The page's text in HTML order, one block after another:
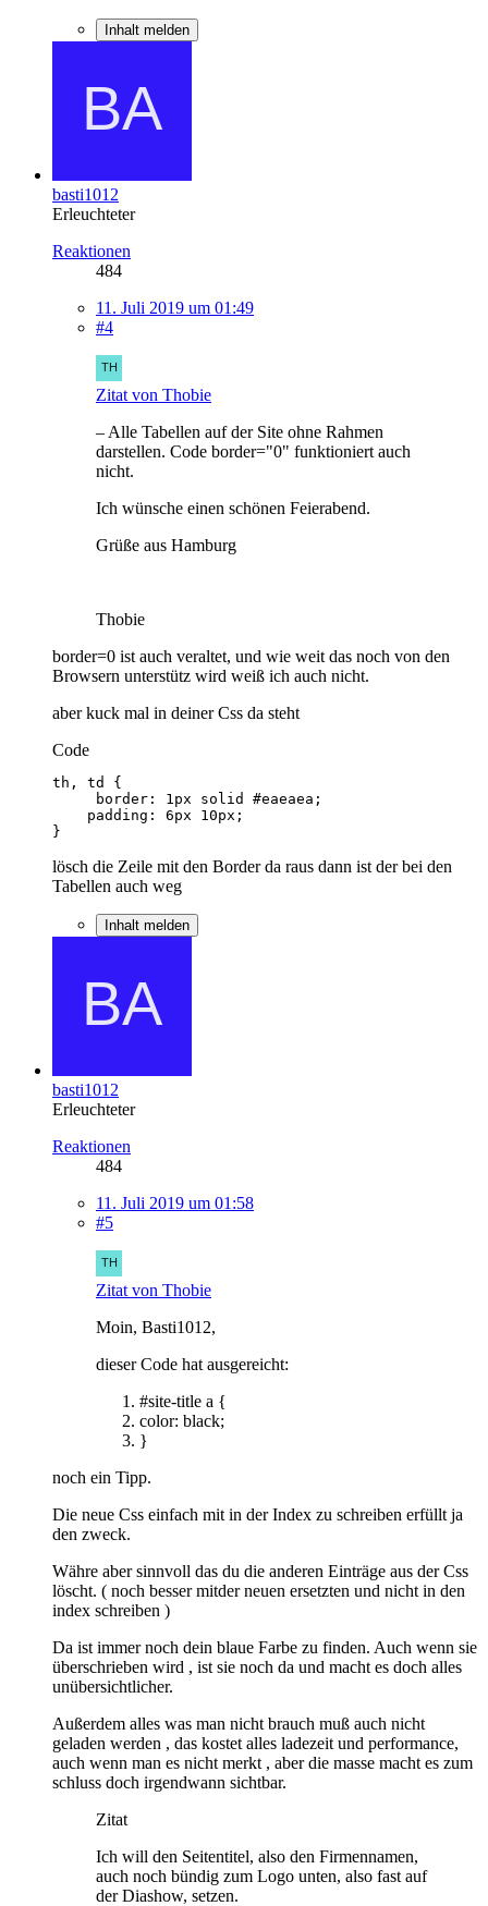
Inhalt melden
basti1012
Erleuchteter
Reaktionen
484
11. Juli 2019 um 01:49
#4
Zitat von Thobie
– Alle Tabellen auf der Site ohne Rahmen
darstellen. Code border="0" funktioniert auch
nicht.
Ich wünsche einen schönen Feierabend.
Grüße aus Hamburg
Thobie
border=0 ist auch veraltet, und wie weit das noch von den
Browsern unterstütz wird weiß ich auch nicht.
aber kuck mal in deiner Css da steht
Code
}
lösch die Zeile mit den Border da raus dann ist der bei den
Tabellen auch weg
Inhalt melden
basti1012
Erleuchteter
Reaktionen
484
11. Juli 2019 um 01:58
#5
Zitat von Thobie
Moin, Basti1012,
dieser Code hat ausgereicht:
#site-title a {
color: black;
}
noch ein Tipp.
Die neue Css einfach mit in der Index zu schreiben erfüllt ja
den zweck.
Währe aber sinnvoll das du die anderen Einträge aus der Css
löscht. ( noch besser mitder neuen ersetzten und nicht in den
index schreiben )
Da ist immer noch dein blaue Farbe zu finden. Auch wenn sie
überschrieben wird , ist sie noch da und macht es doch alles
unübersichtlicher.
Außerdem alles was man nicht brauch muß auch nicht
geladen werden , das kostet alles ladezeit und performance,
auch wenn man es nicht merkt , aber die masse macht es zum
schluss doch irgendwann sichtbar.
Zitat
Ich will den Seitentitel, also den Firmennamen,
auch noch bündig zum Logo unten, also fast auf
der Diashow, setzen.